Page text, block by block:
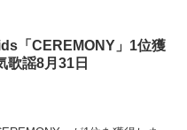
「CEREMONY」1位獲
歌謡8月31日